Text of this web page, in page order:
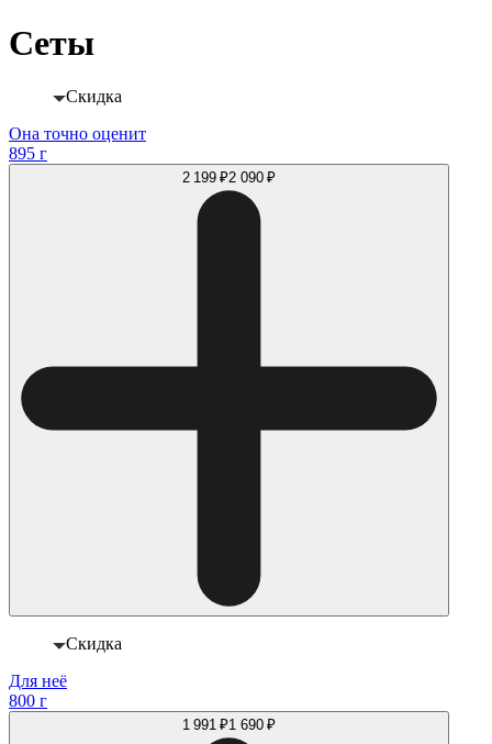
Сеты
Скидка
Она точно оценит
895 г
2 199 ₽2 090 ₽
Скидка
Для неё
800 г
1 991 ₽1 690 ₽